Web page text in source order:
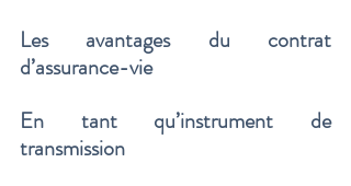
Les avantages du contrat
d’assurance-vie
En tant qu’instrument de
transmission